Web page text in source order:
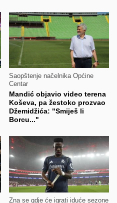
Saopštenje načelnika Općine
Centar
Mandić objavio video terena
Koševa, pa žestoko prozvao
Džemidžića: "Smiješ li
Borcu..."
Zna se gdje će igrati iduće sezone